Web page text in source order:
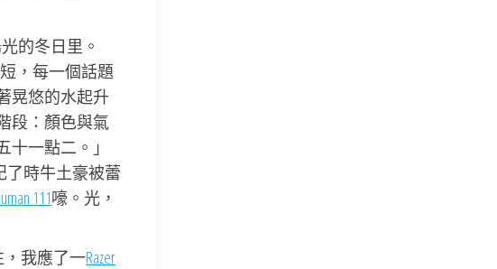
的冬日里。
，每一個話題
晃悠的水起升
段：顏色與氣
一點二。」
了時牛土豪被蕾
111嚎。光，
我應了一Razer